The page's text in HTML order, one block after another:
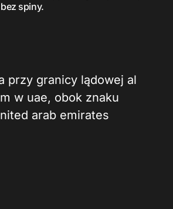
spiny.